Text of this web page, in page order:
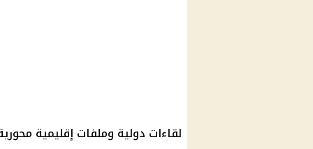
لقاءات دولية وملفات إقليمية